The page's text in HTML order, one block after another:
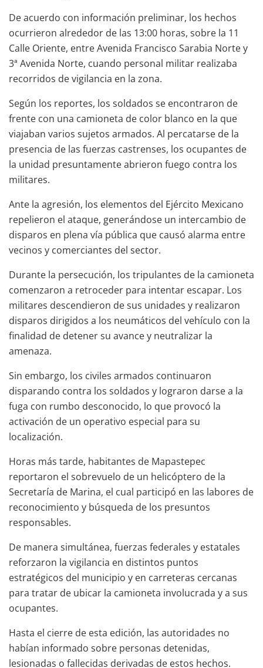
De acuerdo con información preliminar, los hechos
ocurrieron alrededor de las 13:00 horas, sobre la 11
Calle Oriente, entre Avenida Francisco Sarabia Norte y
3ª Avenida Norte, cuando personal militar realizaba
recorridos de vigilancia en la zona.
Según los reportes, los soldados se encontraron de
frente con una camioneta de color blanco en la que
viajaban varios sujetos armados. Al percatarse de la
presencia de las fuerzas castrenses, los ocupantes de
la unidad presuntamente abrieron fuego contra los
militares.
Ante la agresión, los elementos del Ejército Mexicano
repelieron el ataque, generándose un intercambio de
disparos en plena vía pública que causó alarma entre
vecinos y comerciantes del sector.
Durante la persecución, los tripulantes de la camioneta
comenzaron a retroceder para intentar escapar. Los
militares descendieron de sus unidades y realizaron
disparos dirigidos a los neumáticos del vehículo con la
finalidad de detener su avance y neutralizar la
amenaza.
Sin embargo, los civiles armados continuaron
disparando contra los soldados y lograron darse a la
fuga con rumbo desconocido, lo que provocó la
activación de un operativo especial para su
localización.
Horas más tarde, habitantes de Mapastepec
reportaron el sobrevuelo de un helicóptero de la
Secretaría de Marina, el cual participó en las labores de
reconocimiento y búsqueda de los presuntos
responsables.
De manera simultánea, fuerzas federales y estatales
reforzaron la vigilancia en distintos puntos
estratégicos del municipio y en carreteras cercanas
para tratar de ubicar la camioneta involucrada y a sus
ocupantes.
Hasta el cierre de esta edición, las autoridades no
habían informado sobre personas detenidas,
lesionadas o fallecidas derivadas de estos hechos.